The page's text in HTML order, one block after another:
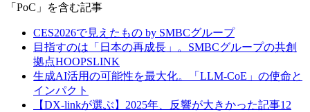
「PoC」を含む記事
CES2026で見えたもの by SMBCグループ
目指すのは「日本の再成長」。SMBCグループの共創
拠点HOOPSLINK
生成AI活用の可能性を最大化。「LLM-CoE」の使命と
インパクト
【DX-linkが選ぶ】2025年、反響が大きかった記事12